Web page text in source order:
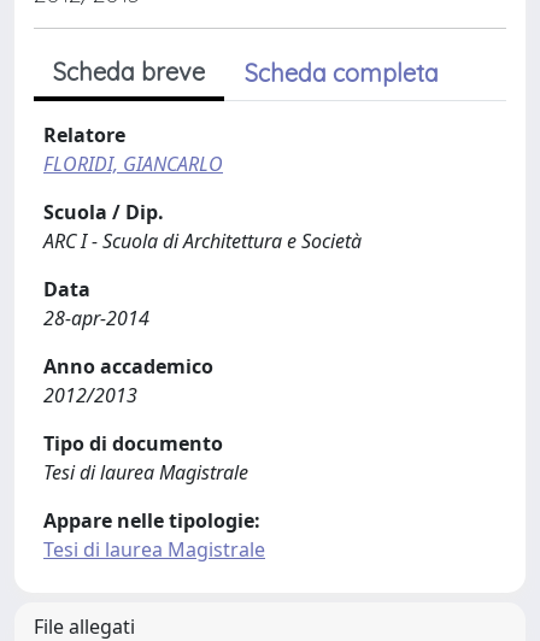
Scheda breve Scheda completa
Relatore
FLORIDI, GIANCARLO
Scuola / Dip.
ARC I - Scuola di Architettura e Società
Data
28-apr-2014
Anno accademico
2012/2013
Tipo di documento
Tesi di laurea Magistrale
Appare nelle tipologie:
Tesi di laurea Magistrale
File allegati